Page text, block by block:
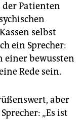
Patienten
selbst
ein Sprecher:
einer bewussten
Rede sein.
aber
„Es ist